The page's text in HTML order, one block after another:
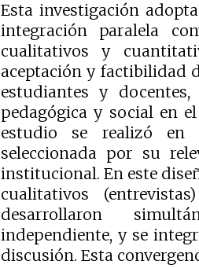
Esta investigación
integración paralela
cualitativos y
aceptación y factibilidad
estudiantes y
pedagógica y social en
estudio se realizó en
seleccionada por su
institucional. En este
cualitativos
desarrollaron
independiente, y se
discusión. Esta